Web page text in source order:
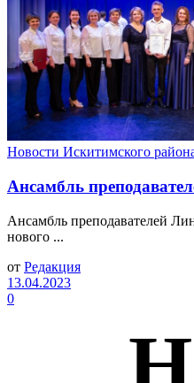
Новости Искитимского
Ансамбль
Ансамбль преподавателей
нового ...
от Редакция
13.04.2023
0